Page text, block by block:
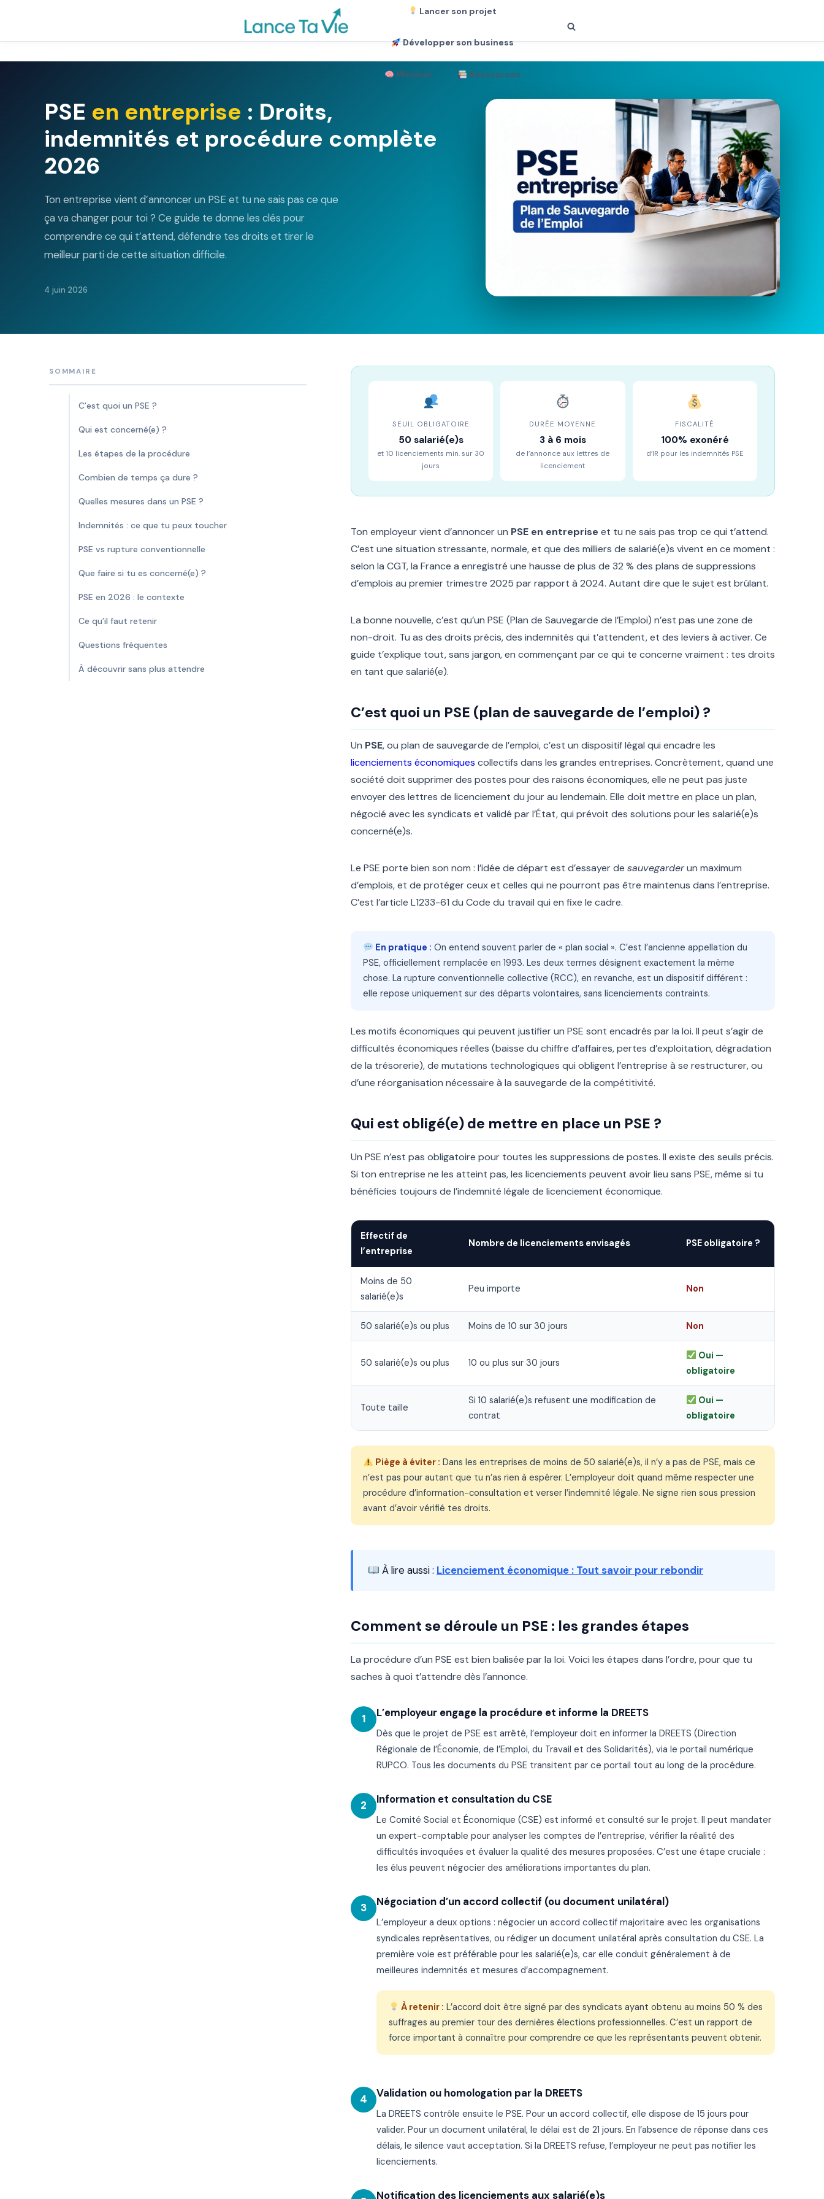
contenu
Lancer son projet
Développer son business
Mindset Ressources
PSE en entreprise : Droits,
indemnités et procédure complète
2026
Ton entreprise vient d’annoncer un PSE et tu ne sais pas ce que
ça va changer pour toi ? Ce guide te donne les clés pour
comprendre ce qui t’attend, défendre tes droits et tirer le
meilleur parti de cette situation difficile.
4 juin 2026
SOMMAIRE
C’est quoi un PSE ?
Qui est concerné(e) ?
Les étapes de la procédure
Combien de temps ça dure ?
Quelles mesures dans un PSE ?
Indemnités : ce que tu peux toucher
PSE vs rupture conventionnelle
Que faire si tu es concerné(e) ?
PSE en 2026 : le contexte
Ce qu’il faut retenir
Questions fréquentes
À découvrir sans plus attendre
SEUIL OBLIGATOIRE
50 salarié(e)s
et 10 licenciements min. sur 30
jours
DURÉE MOYENNE
3 à 6 mois
de l’annonce aux lettres de
licenciement
FISCALITÉ
100% exonéré
d’IR pour les indemnités PSE
Ton employeur vient d’annoncer un PSE en entreprise et tu ne sais pas trop ce qui t’attend.
C’est une situation stressante, normale, et que des milliers de salarié(e)s vivent en ce moment :
selon la CGT, la France a enregistré une hausse de plus de 32 % des plans de suppressions
d’emplois au premier trimestre 2025 par rapport à 2024. Autant dire que le sujet est brûlant.
La bonne nouvelle, c’est qu’un PSE (Plan de Sauvegarde de l’Emploi) n’est pas une zone de
non-droit. Tu as des droits précis, des indemnités qui t’attendent, et des leviers à activer. Ce
guide t’explique tout, sans jargon, en commençant par ce qui te concerne vraiment : tes droits
en tant que salarié(e).
C’est quoi un PSE (plan de sauvegarde de l’emploi) ?
Un PSE, ou plan de sauvegarde de l’emploi, c’est un dispositif légal qui encadre les
licenciements économiques collectifs dans les grandes entreprises. Concrètement, quand une
société doit supprimer des postes pour des raisons économiques, elle ne peut pas juste
envoyer des lettres de licenciement du jour au lendemain. Elle doit mettre en place un plan,
négocié avec les syndicats et validé par l’État, qui prévoit des solutions pour les salarié(e)s
concerné(e)s.
Le PSE porte bien son nom : l’idée de départ est d’essayer de sauvegarderun maximum
d’emplois, et de protéger ceux et celles qui ne pourront pas être maintenus dans l’entreprise.
C’est l’article L1233-61 du Code du travail qui en fixe le cadre.
En pratique : On entend souvent parler de « plan social ». C’est l’ancienne appellation du
PSE, officiellement remplacée en 1993. Les deux termes désignent exactement la même
chose. La rupture conventionnelle collective (RCC), en revanche, est un dispositif différent :
elle repose uniquement sur des départs volontaires, sans licenciements contraints.
Les motifs économiques qui peuvent justifier un PSE sont encadrés par la loi. Il peut s’agir de
difficultés économiques réelles (baisse du chiffre d’affaires, pertes d’exploitation, dégradation
de la trésorerie), de mutations technologiques qui obligent l’entreprise à se restructurer, ou
d’une réorganisation nécessaire à la sauvegarde de la compétitivité.
Qui est obligé(e) de mettre en place un PSE ?
Un PSE n’est pas obligatoire pour toutes les suppressions de postes. Il existe des seuils précis.
Si ton entreprise ne les atteint pas, les licenciements peuvent avoir lieu sans PSE, même si tu
bénéficies toujours de l’indemnité légale de licenciement économique.
Effectif de
l’entreprise
Nombre de licenciements envisagés PSE obligatoire ?
Moins de 50
salarié(e)s
Peu importe Non
50 salarié(e)s ou plus Moins de 10 sur 30 jours Non
50 salarié(e)s ou plus 10 ou plus sur 30 jours
Oui —
obligatoire
Toute taille
Si 10 salarié(e)s refusent une modification de
contrat
Oui —
obligatoire
Piège à éviter : Dans les entreprises de moins de 50 salarié(e)s, il n’y a pas de PSE, mais ce
n’est pas pour autant que tu n’as rien à espérer. L’employeur doit quand même respecter une
procédure d’information-consultation et verser l’indemnité légale. Ne signe rien sous pression
avant d’avoir vérifié tes droits.
À lire aussi : Licenciement économique : Tout savoir pour rebondir
Comment se déroule un PSE : les grandes étapes
La procédure d’un PSE est bien balisée par la loi. Voici les étapes dans l’ordre, pour que tu
saches à quoi t’attendre dès l’annonce.
1 L’employeur engage la procédure et informe la DREETS
Dès que le projet de PSE est arrêté, l’employeur doit en informer la DREETS (Direction
Régionale de l’Économie, de l’Emploi, du Travail et des Solidarités), via le portail numérique
RUPCO. Tous les documents du PSE transitent par ce portail tout au long de la procédure.
2 Information et consultation du CSE
Le Comité Social et Économique (CSE) est informé et consulté sur le projet. Il peut mandater
un expert-comptable pour analyser les comptes de l’entreprise, vérifier la réalité des
difficultés invoquées et évaluer la qualité des mesures proposées. C’est une étape cruciale :
les élus peuvent négocier des améliorations importantes du plan.
3 Négociation d’un accord collectif (ou document unilatéral)
L’employeur a deux options : négocier un accord collectif majoritaire avec les organisations
syndicales représentatives, ou rédiger un document unilatéral après consultation du CSE. La
première voie est préférable pour les salarié(e)s, car elle conduit généralement à de
meilleures indemnités et mesures d’accompagnement.
À retenir : L’accord doit être signé par des syndicats ayant obtenu au moins 50 % des
suffrages au premier tour des dernières élections professionnelles. C’est un rapport de
force important à connaître pour comprendre ce que les représentants peuvent obtenir.
4 Validation ou homologation par la DREETS
La DREETS contrôle ensuite le PSE. Pour un accord collectif, elle dispose de 15 jours pour
valider. Pour un document unilatéral, le délai est de 21 jours. En l’absence de réponse dans ces
délais, le silence vaut acceptation. Si la DREETS refuse, l’employeur ne peut pas notifier les
licenciements.
Notification des licenciements aux salarié(e)s